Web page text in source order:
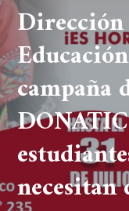
campaña
necesitan